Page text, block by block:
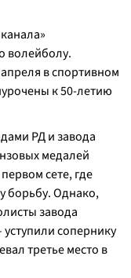
волейболу.
в спортивном
к 50-летию
РД и завода
медалей
сете, где
борьбу. Однако,
завода
уступили сопернику
третье место в